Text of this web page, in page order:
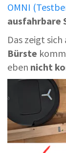
OMNI
ausfahrbare
Das zeigt
Bürste
eben nicht